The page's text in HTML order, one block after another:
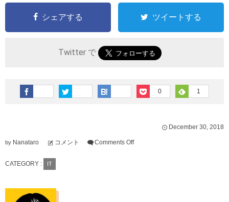
シェアする ツイートする
Twitter で
0 1
December 30 2018
by Nanataro コメント Comments Off
CATEGORY : IT